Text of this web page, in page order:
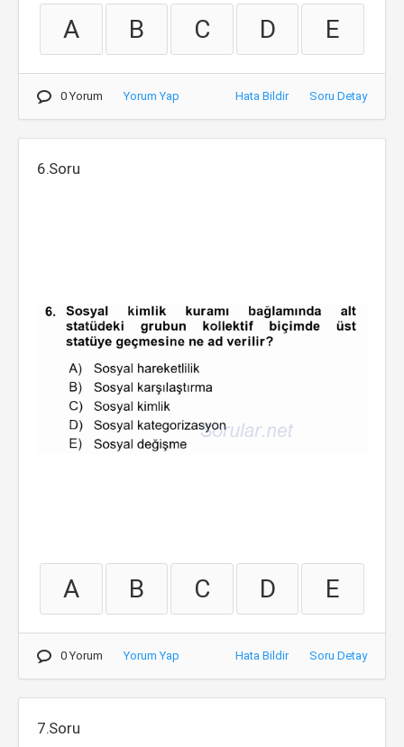
A B C D E
0 Yorum Yorum Yap Hata Bildir Soru Detay
6.Soru
A B C D E
0 Yorum Yorum Yap Hata Bildir Soru Detay
7.Soru